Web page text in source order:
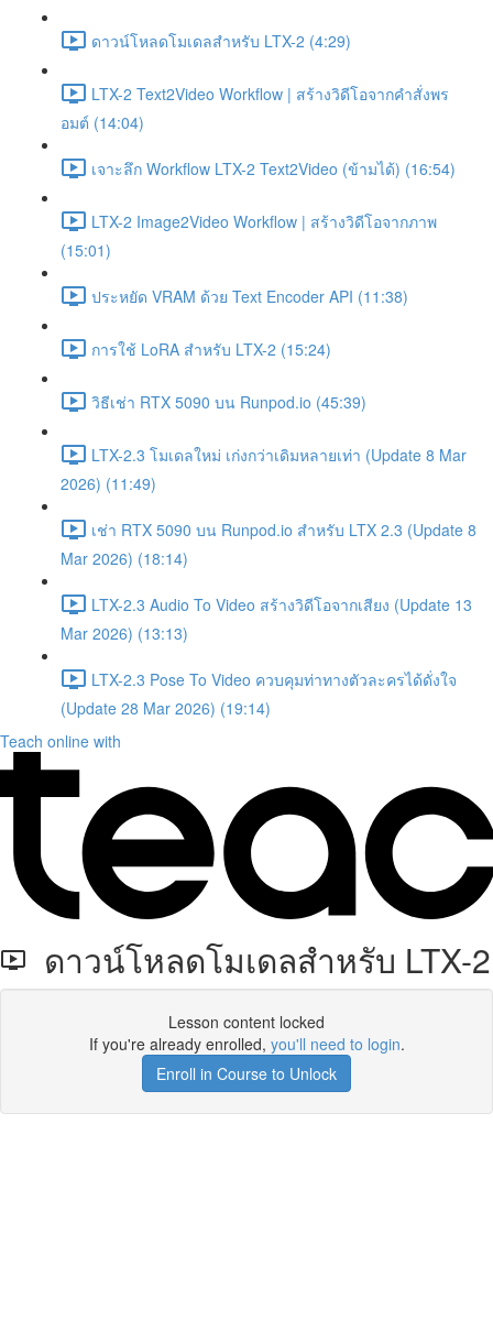
ดาวน์โหลดโมเดลสำหรับ LTX-2 (4:29)
LTX-2 Text2Video Workflow | สร้างวิดีโอจากคำสั่งพร
อมต์ (14:04)
เจาะลึก Workflow LTX-2 Text2Video (ข้ามได้) (16:54)
LTX-2 Image2Video Workflow | สร้างวิดีโอจากภาพ
(15:01)
ประหยัด VRAM ด้วย Text Encoder API (11:38)
การใช้ LoRA สำหรับ LTX-2 (15:24)
วิธีเช่า RTX 5090 บน Runpod.io (45:39)
LTX-2.3 โมเดลใหม่ เก่งกว่าเดิมหลายเท่า (Update 8 Mar
2026) (11:49)
เช่า RTX 5090 บน Runpod.io สำหรับ LTX 2.3 (Update 8
Mar 2026) (18:14)
LTX-2.3 Audio To Video สร้างวิดีโอจากเสียง (Update 13
Mar 2026) (13:13)
LTX-2.3 Pose To Video ควบคุมท่าทางตัวละครได้ดั่งใจ
(Update 28 Mar 2026) (19:14)
Teach online with
ดาวน์โหลดโมเดลสำหรับ LTX-2
Lesson content locked
If you're already enrolled, you'll need to login.
Enroll in Course to Unlock